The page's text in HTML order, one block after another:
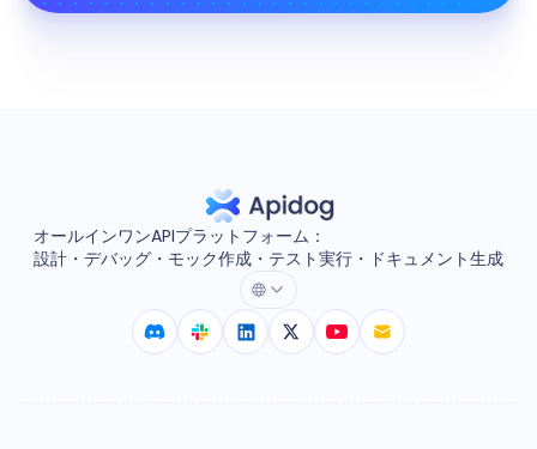
オールインワンAPIプラットフォーム：
設計・デバッグ・モック作成・テスト実行・ドキュメント生成